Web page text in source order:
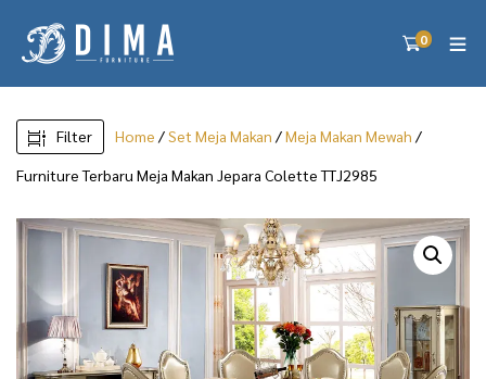
0
Filter Home /Set Meja Makan /Meja Makan Mewah /
Furniture Terbaru Meja Makan Jepara Colette TTJ2985